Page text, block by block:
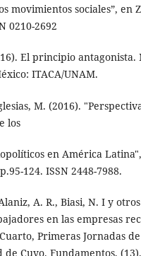
movimientos sociales”, en
0210-2692
El principio antagonista.
ITACA/UNAM.
M. (2016).
los
en América
124. ISSN 2448-7988.
A. R., Biasi, N. I y
en las empresas
Primeras Jornadas
Cuyo. Fundamentos, (13).